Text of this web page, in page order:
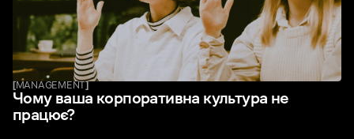
[MANAGEMENT]
Чому ваша корпоративна культура не
працює?